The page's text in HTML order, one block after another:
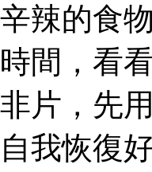
辛辣的食
時間，看
非片，先
自我恢復好